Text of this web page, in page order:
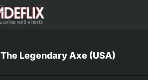
The Legendary Axe (USA)